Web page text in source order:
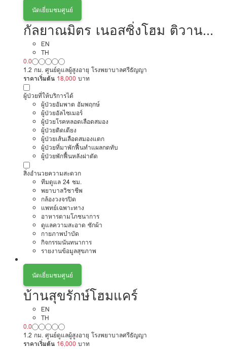
นัดเยี่ยมชมศูนย์
กัลยาณมิตร เนอสซิ่งโฮม ติวานนท์
นนทบุรี
EN
TH
0.0
1.2 กม. ศูนย์ดูแลผู้สูงอายุ โรงพยาบาลศรีธัญญา
ราคาเริ่มต้น 18,000 บาท
ผู้ป่วยที่ให้บริการได้
ผู้ป่วยอัมพาต อัมพฤกษ์
ผู้ป่วยอัลไซเมอร์
ผู้ป่วยโรคหลอดเลือดสมอง
ผู้ป่วยติดเตียง
ผู้ป่วยเส้นเลือดสมองแตก
ผู้ป่วยที่มาพักฟื้นทำแผลกดทับ
ผู้ป่วยพักฟื้นหลังผ่าตัด
สิ่งอำนวยความสะดวก
ทีมดูแล 24 ชม.
พยาบาลวิชาชีพ
กล้องวงจรปิด
แพทย์เฉพาะทาง
อาหารตามโภชนาการ
ดูแลความสะอาด ซักผ้า
กายภาพบำบัด
กิจกรรมนันทนาการ
รายงานข้อมูลสุขภาพ
นัดเยี่ยมชมศูนย์
บ้านสุขรักษ์โฮมแคร์
EN
TH
0.0
1.2 กม. ศูนย์ดูแลผู้สูงอายุ โรงพยาบาลศรีธัญญา
ราคาเริ่มต้น 16,000 บาท